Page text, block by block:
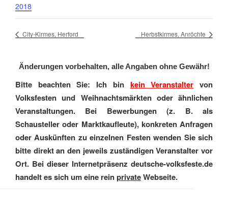
2018
City-Kirmes, Herford Herbstkirmes, Anröchte
Änderungen vorbehalten, alle Angaben ohne Gewähr!
Bitte beachten Sie: Ich bin kein Veranstalter von
Volksfesten und Weihnachtsmärkten oder ähnlichen
Veranstaltungen. Bei Bewerbungen (z. B. als
Schausteller oder Marktkaufleute), konkreten Anfragen
oder Auskünften zu einzelnen Festen wenden Sie sich
bitte direkt an den jeweils zuständigen Veranstalter vor
Ort. Bei dieser Internetpräsenz deutsche-volksfeste.de
handelt es sich um eine reinprivateWebseite.